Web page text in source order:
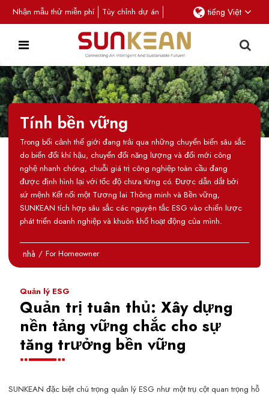
Nhận mẫu thử miễn phí Tùy chỉnh dự án tiếng Việt
Tính bền vững
Trong bối cảnh thế giới đang trải qua những chuyển biến sâu sắc
do biến đổi khí hậu, chuyển đổi năng lượng và đổi mới công
nghệ nhanh chóng, chuỗi giá trị công nghiệp toàn cầu đang
được định hình lại với tốc độ chưa từng có. Được dẫn dắt bởi
sứ mệnh Kết nối một Tương lai Thông minh và Bền vững,
SUNKEAN tích hợp sâu sắc các nguyên tắc ESG vào chiến lược
phát triển doanh nghiệp và khuôn khổ hoạt động của mình.
nhà / For Homeowner
Quản lý ESG
Quản trị tuân thủ: Xây dựng
nền tảng vững chắc cho sự
tăng trưởng bền vững
SUNKEAN đặc biệt chú trọng quản lý ESG như một trụ cột quan trọng hỗ